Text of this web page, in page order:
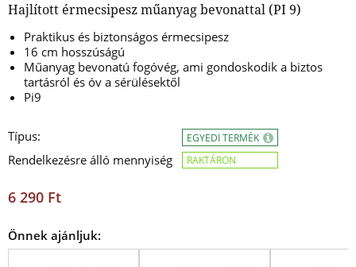
Hajlított érmecsipesz műanyag bevonattal (PI 9)
Praktikus és biztonságos érmecsipesz
16 cm hosszúságú
Műanyag bevonatú fogóvég, ami gondoskodik a biztos
tartásról és óv a sérülésektől
Pi9
Típus:
Rendelkezésre álló mennyiség
EGYEDI TERMÉK
RAKTÁRON
6 290 Ft
Önnek ajánljuk: